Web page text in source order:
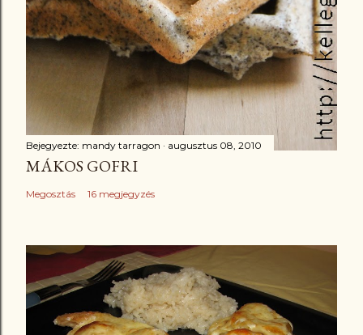
Bejegyezte: mandy tarragon augusztus 08, 2010
MÁKOS GOFRI
Megosztás 16 megjegyzés